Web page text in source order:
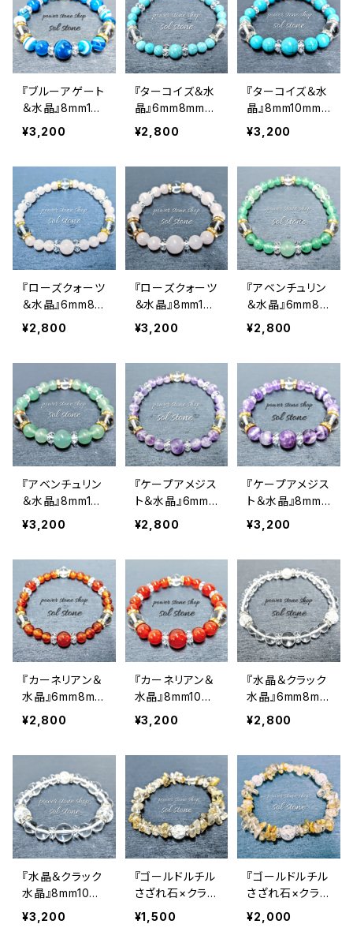
『ブルーアゲート
＆水晶』8mm10
mm天然石パワ
ーストーンブレ
¥3,200
『ターコイズ＆水
晶』6mm8mm天
然石パワースト
ーンブレスレット
¥2,800
『ターコイズ＆水
晶』8mm10mm
天然石パワース
トーンブレスレッ
¥3,200
『ローズクォーツ
＆水晶』6mm8m
m天然石パワー
ストーンブレスレ
¥2,800
『ローズクォーツ
＆水晶』8mm10
mm天然石パワ
ーストーンブレ
¥3,200
『アベンチュリン
＆水晶』6mm8m
m天然石パワー
ストーンブレスレ
¥2,800
『アベンチュリン
＆水晶』8mm10
mm天然石パワ
ーストーンブレ
¥3,200
『ケープアメジス
ト＆水晶』6mm8
mm天然石パワ
ーストーンブレ
¥2,800
『ケープアメジス
ト＆水晶』8mm1
0mm天然石パワ
ーストーンブレ
¥3,200
『カーネリアン＆
水晶』6mm8mm
天然石パワース
トーンブレスレッ
¥2,800
『カーネリアン＆
水晶』8mm10m
m天然石パワー
ストーンブレスレ
¥3,200
『水晶＆クラック
水晶』6mm8mm
天然石パワース
トーンブレスレッ
¥2,800
『水晶＆クラック
水晶』8mm10m
m天然石パワー
ストーンブレスレ
¥3,200
『ゴールドルチル
さざれ石×クラッ
ク水晶』天然石
パワーストーン
¥1,500
『ゴールドルチル
さざれ石×クラッ
ク水晶３つ』天然
石パワーストー
¥2,000